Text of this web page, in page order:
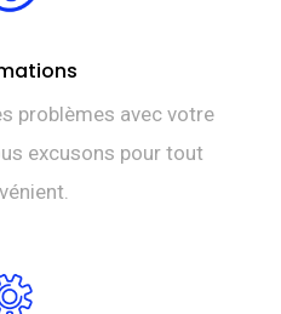
problèmes avec votre
excusons pour tout